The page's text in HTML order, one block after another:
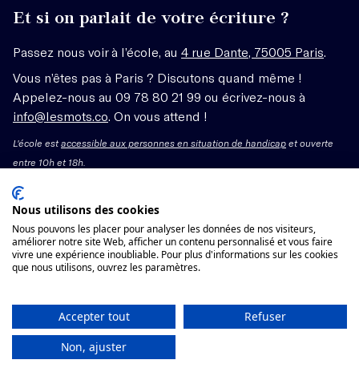
Et si on parlait de votre écriture ?
Passez nous voir à l’école, au 4 rue Dante, 75005 Paris
Vous n’êtes pas à Paris ? Discutons quand même !
Appelez-nous au 09 78 80 21 99 ou écrivez-nous à
info@lesmots.co . On vous attend !
L'école estaccessible aux personnes en situation de handicap et ouverte
entre 10h et 18h.
Mentions légales – CGV
Organisme de formation enregistré sous le numéro
11755662775 auprès du préfet de région Île-de-France.
Voir les conditions générales de vente
Nous utilisons des cookies
Nous pouvons les placer pour analyser les données de nos visiteurs,
améliorer notre site Web, afficher un contenu personnalisé et vous faire
vivre une expérience inoubliable. Pour plus d'informations sur les cookies
que nous utilisons, ouvrez les paramètres.
Accepter tout
Refuser
Non, ajuster